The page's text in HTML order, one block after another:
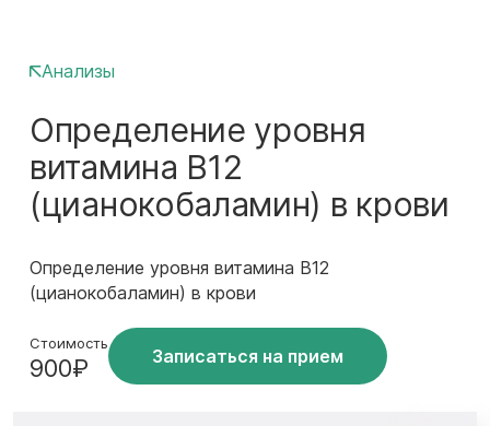
Анализы
Определение уровня
витамина В12
(цианокобаламин) в крови
Определение уровня витамина В12
(цианокобаламин) в крови
Стоимость
900₽ Записаться на прием